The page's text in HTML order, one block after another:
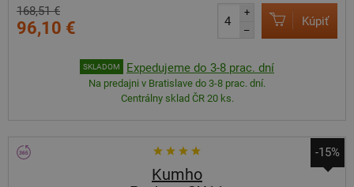
168,51 €
96,10 €
+
–
Kúpiť
SKLADOM Expedujeme do 3-8 prac. dní
Na predajni v Bratislave do 3-8 prac. dní.
Centrálny sklad ČR 20 ks.
-15%
Kumho